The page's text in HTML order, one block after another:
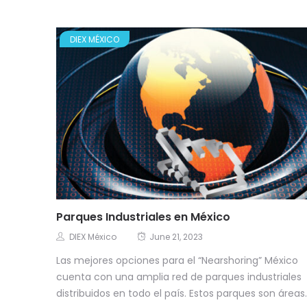
DIEX MÉXICO
Parques Industriales en México
DIEX México June 21, 2023
Las mejores opciones para el “Nearshoring” México
cuenta con una amplia red de parques industriales
distribuidos en todo el país. Estos parques son